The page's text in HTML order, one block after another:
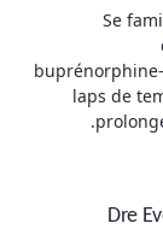
Se
laps de
Dre